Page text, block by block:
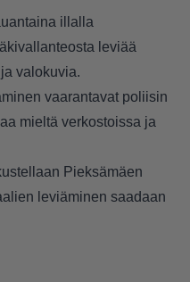
illalla
leviää
valokuvia.
vaarantavat poliisin
mieltä verkostoissa ja
Pieksämäen
leviäminen saadaan